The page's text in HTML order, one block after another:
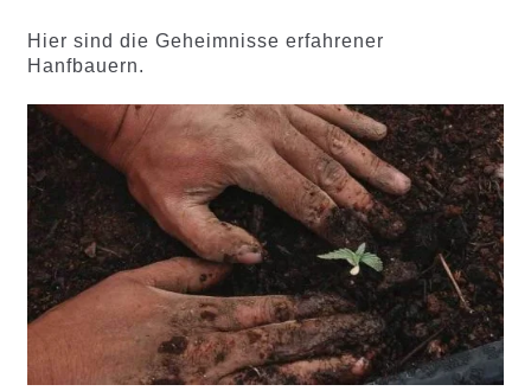
Hier sind die Geheimnisse erfahrener
Hanfbauern.